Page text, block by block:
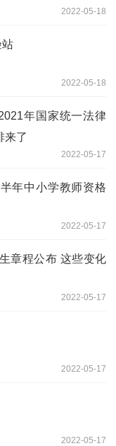
2022-05-18
站
2022-05-18
年国家统一法律
来了
2022-05-17
年中小学教师资格
2022-05-17
章程公布 这些变化
2022-05-17
2022-05-17
2022-05-17